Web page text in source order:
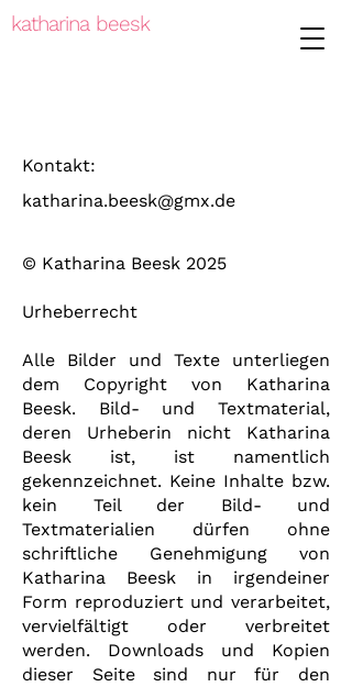
katharina beesk
Kontakt:
katharina.beesk@gmx.de
© Katharina Beesk 2025
Urheberrecht
Alle Bilder und Texte unterliegen
dem Copyright von Katharina
Beesk. Bild- und Textmaterial,
deren Urheberin nicht Katharina
Beesk ist, ist namentlich
gekennzeichnet. Keine Inhalte bzw.
kein Teil der Bild- und
Textmaterialien dürfen ohne
schriftliche Genehmigung von
Katharina Beesk in irgendeiner
Form reproduziert und verarbeitet,
vervielfältigt oder verbreitet
werden. Downloads und Kopien
dieser Seite sind nur für den